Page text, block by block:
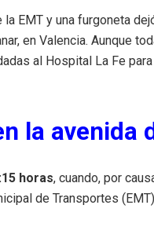
EMT y una furgoneta
en Valencia. Aunque
al Hospital La Fe
la avenida
horas, cuando, por
de Transportes